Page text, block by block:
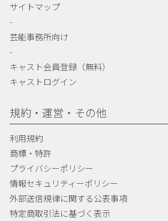
サイトマップ
-
芸能事務所向け
-
キャスト会員登録（無料）
キャストログイン
規約・運営・その他
利用規約
商標・特許
プライバシーポリシー
情報セキュリティーポリシー
外部送信規律に関する公表事項
特定商取引法に基づく表示